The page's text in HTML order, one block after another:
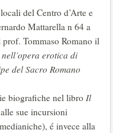
del Centro d’Arte e
Mattarella n 64 a
Tommaso Romano il
erotica di
del Sacro Romano
biografiche nel libro Il
sue incursioni
é invece alla